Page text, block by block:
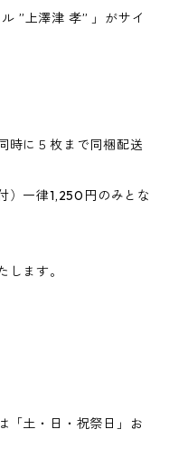
”上澤津 孝” 」がサイ
時に５枚まで同梱配送
）一律1,250円のみとな
ます。
「土・日・祝祭日」お